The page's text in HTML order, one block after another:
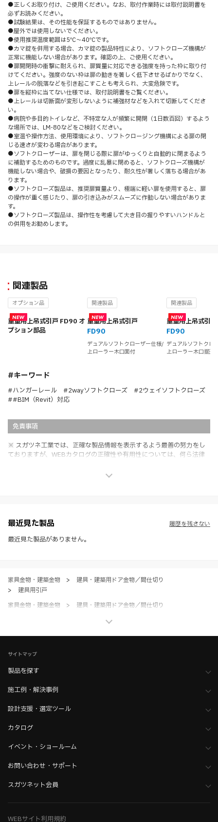
●正しくお取り付け、ご使用ください。なお、取付作業時には取付説明書を
必ずお読みください。
●試験結果は、その性能を保証するものではありません。
●屋外では使用しないでください。
●使用推奨温度範囲は5℃～40℃です。
●カマ錠を併用する場合、カマ錠の製品特性により、ソフトクローズ機構が
正常に機能しない場合があります。確認の上、ご使用ください。
●扉開閉時の衝撃に耐えられ、扉質量に対応できる強度を持った枠に取り付
けてください。強度のない枠は扉の動きを著しく低下させるばかりでなく、
上レールの脱落などを引き起こすことも考えられ、大変危険です。
●扉を縦枠に当てない仕様では、取付説明書をご覧ください。
●上レールは切断面が変形しないように補強材などを入れて切断してくださ
い。
●病院や多目的トイレなど、不特定な人が頻繁に開閉（1日数百回）するよう
な場所では、LM-80などをご検討ください。
●室温や操作方法、使用環境により、ソフトクロージング機構による扉の閉
じる速さが変わる場合があります。
●ソフトクローザーは、扉を閉じる際に扉がゆっくりと自動的に閉まるよう
に補助するためのものです。過度に乱暴に閉めると、ソフトクローズ機構が
機能しない場合や、破損の要因となったり、耐久性が著しく落ちる場合があ
ります。
●ソフトクローズ製品は、推奨扉質量より、極端に軽い扉を使用すると、扉
の操作が重く感じたり、扉の引き込みがスムーズに作動しない場合がありま
す。
●ソフトクローズ製品は、操作性を考慮して大き目の握りやすいハンドルと
の併用をお勧めします。
関連製品
オプション品
重量用上吊式引戸 FD90 オ
プション部品
関連製品
重量用上吊式引戸
FD90
デュアルソフトクローザー仕様/
上ローラー木口面付
関連製品
重量用上吊式引戸
FD90
デュアルソフトクロ
上ローラー木口掘込
#キーワード
#ハンガーレール #2wayソフトクローズ #2ウェイソフトクローズ
##BIM（Revit）対応
免責事項
※ スガツネ工業では、正確な製品情報を表示するよう最善の努力をし
ておりますが、WEBカタログの正確性や有用性については、何ら法律
社製品の使用ご検討、又は販売促進目的の利用に限ります。
※ 本WEBサイト製品情報のご利用にあたっては、WEBサイト利用規
約、プライバシーポリシー、製品情報ガイドをご確認いただき、内容の
最近見た製品
最近見た製品がありません。
履歴を残さない
家具金物・建築金物 >
建具・建築用ドア金物／間仕切り
>
建具用引戸
家具金物・建築金物
>
建具・建築用ドア金物／間仕切り
サイトマップ
製品を探す
施工例・解決事例
設計支援・選定ツール
カタログ
イベント・ショールーム
お問い合わせ・サポート
スガツネット会員
WEBサイト利用規約